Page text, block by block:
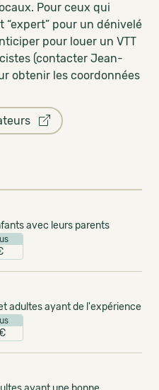
Pour ceux qui
“expert” pour un dénivelé
pour louer un VTT
(contacter Jean-
obtenir les coordonnées
avec leurs parents
adultes ayant de l'expérience